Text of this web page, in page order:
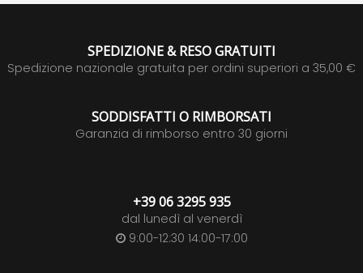
SPEDIZIONE & RESO GRATUITI
Spedizione nazionale gratuita per ordini superiori a 35,00 €
SODDISFATTI O RIMBORSATI
Garanzia di rimborso entro 30 giorni
+39 06 3295 935
dal lunedì al venerdì
9:00-12:30 14:00-17:00